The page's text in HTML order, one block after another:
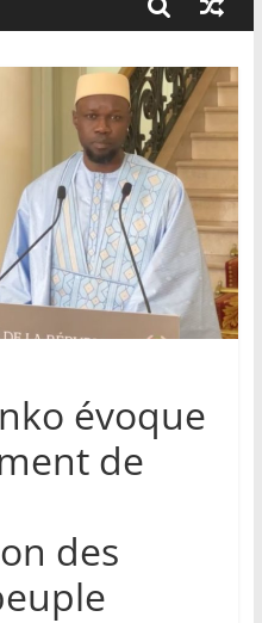
évoque
de
des